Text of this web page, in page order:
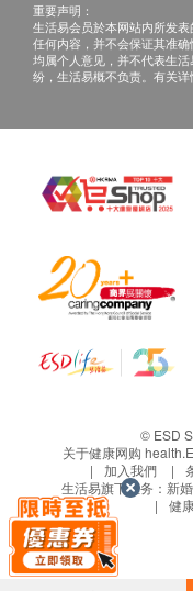
Vitamin E (维他命
Vitamin B-1 (维他
Vitamin B-2 (维他
维他命A : 帮助婴
维他命B1 : 建立
能影响婴儿心脏和
维他命B2 : 保持能
维他命B6 : 发展婴
重要营养素。也是
锌质: 支援健康免疫
铁、维他命C : 建
红细胞。
DHA : 是构成大脑
营养成分。
重要声明：
生活易会员於本网站内所发
任何内容，并不会保证其准
均属个人意见，并不代表生
纷，生活易概不负责。有关详
© ESD
关于健康网购
加入我們
生活易旗下业务： 新婚
健